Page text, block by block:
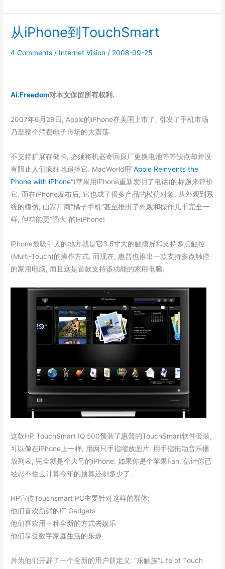
分
享
我
们
野
从iPhone到TouchSmart
4 Comments / Internet Vision / 2008-09-25
Ai.Freedom对本文保留所有权利.
2007年6月29日, Apple的iPhone在美国上市了, 引发了手机市场
乃至整个消费电子市场的大震荡.
不支持扩展存储卡, 必须将机器寄回原厂更换电池等等缺点却并没
有阻止人们疯狂地追捧它. MacWorld用”Apple Reinvents the
Phone with iPhone“(苹果用iPhone重新发明了电话)的标题来评价
它. 而在iPhone发布后, 它也成了很多产品的模仿对象. 从外观到系
统的模仿, 山寨厂商”橘子手机”甚至推出了外观和操作几乎完全一
样, 但功能更”强大”的HiPhone!
iPhone最吸引人的地方就是它3.5寸大的触摸屏和支持多点触控
(Multi-Touch)的操作方式. 而现在, 惠普也推出一款支持多点触控
的家用电脑, 而且这是首款支持该功能的家用电脑.
这款HP TouchSmart IQ 500预装了惠普的TouchSmart软件套装,
可以像在iPhone上一样, 用两只手指缩放图片, 用手指拖动音乐播
放列表, 完全就是个大号的iPhone. 如果你是个苹果Fan, 估计你已
经忍不住去计算今年的预算还剩多少了.
HP宣传Touchsmart PC主要针对这样的群体:
他们喜欢新鲜的IT Gadgets
他们喜欢用一种全新的方式去娱乐
他们享受数字家庭生活的乐趣
并为他们开辟了一个全新的用户群定义: “乐触族”Life of Touch